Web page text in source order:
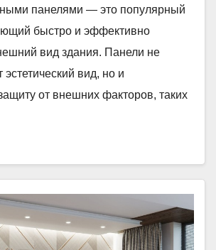
панелями — это популярный
быстро и эффективно
вид здания. Панели не
вид, но и
от внешних факторов, таких